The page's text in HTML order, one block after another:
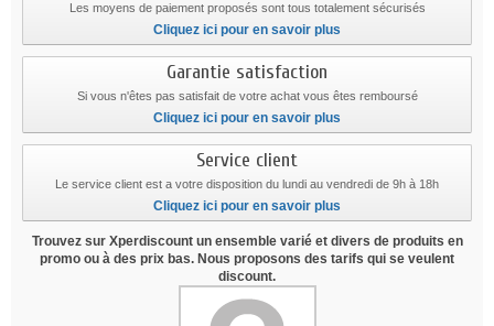
Les moyens de paiement proposés sont tous totalement sécurisés
Cliquez ici pour en savoir plus
Garantie satisfaction
Si vous n'êtes pas satisfait de votre achat vous êtes remboursé
Cliquez ici pour en savoir plus
Service client
Le service client est a votre disposition du lundi au vendredi de 9h à 18h
Cliquez ici pour en savoir plus
Trouvez sur Xperdiscount un ensemble varié et divers de produits en
promo ou à des prix bas. Nous proposons des tarifs qui se veulent
discount.